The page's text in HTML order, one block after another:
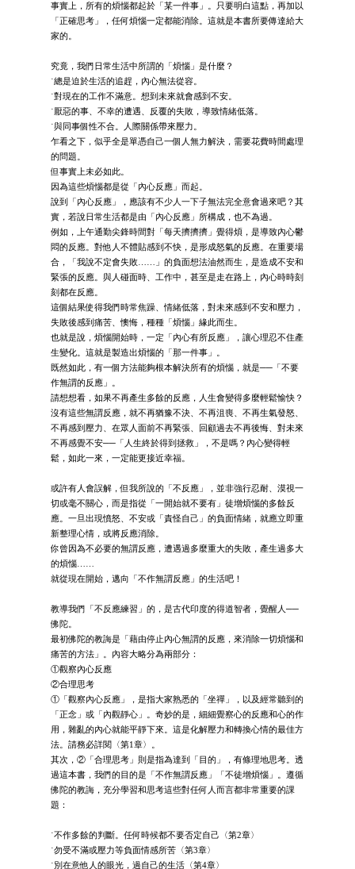
事實上，所有的煩惱都起於「某一件事」。只要明白這點，再加以
「正確思考」，任何煩惱一定都能消除。這就是本書所要傳達給大
家的。
究竟，我們日常生活中所謂的「煩惱」是什麼？
˙總是迫於生活的追趕，內心無法從容。
˙對現在的工作不滿意。想到未來就會感到不安。
˙厭惡的事、不幸的遭遇、反覆的失敗，導致情緒低落。
˙與同事個性不合。人際關係帶來壓力。
乍看之下，似乎全是單憑自己一個人無力解決，需要花費時間處理
的問題。
但事實上未必如此。
因為這些煩惱都是從「內心反應」而起。
說到「內心反應」，應該有不少人一下子無法完全意會過來吧？其
實，若說日常生活都是由「內心反應」所構成，也不為過。
例如，上午通勤尖鋒時間對「每天擠擠擠」覺得煩，是導致內心鬱
悶的反應。對他人不體貼感到不快，是形成怒氣的反應。在重要場
合，「我說不定會失敗……」的負面想法油然而生，是造成不安和
緊張的反應。與人碰面時、工作中，甚至是走在路上，內心時時刻
刻都在反應。
這個結果使得我們時常焦躁、情緒低落，對未來感到不安和壓力，
失敗後感到痛苦、懊悔，種種「煩惱」緣此而生。
也就是說，煩惱開始時，一定「內心有所反應」，讓心理忍不住產
生變化。這就是製造出煩惱的「那一件事」。
既然如此，有一個方法能夠根本解決所有的煩惱，就是──「不要
作無謂的反應」。
請想想看，如果不再產生多餘的反應，人生會變得多麼輕鬆愉快？
沒有這些無謂反應，就不再猶豫不決、不再沮喪、不再生氣發怒、
不再感到壓力、在眾人面前不再緊張、回顧過去不再後悔、對未來
不再感覺不安──「人生終於得到拯救」，不是嗎？內心變得輕
鬆，如此一來，一定能更接近幸福。
或許有人會誤解，但我所說的「不反應」，並非強行忍耐、漠視一
切或毫不關心，而是指從「一開始就不要有」徒增煩惱的多餘反
應。一旦出現憤怒、不安或「責怪自己」的負面情緒，就應立即重
新整理心情，或將反應消除。
你曾因為不必要的無謂反應，遭遇過多麼重大的失敗，產生過多大
的煩惱……
就從現在開始，邁向「不作無謂反應」的生活吧！
教導我們「不反應練習」的，是古代印度的得道智者，覺醒人──
佛陀。
最初佛陀的教誨是「藉由停止內心無謂的反應，來消除一切煩惱和
痛苦的方法」。內容大略分為兩部分：
①觀察內心反應
②合理思考
①「觀察內心反應」，是指大家熟悉的「坐禪」，以及經常聽到的
「正念」或「內觀靜心」。奇妙的是，細細覺察心的反應和心的作
用，雜亂的內心就能平靜下來。這是化解壓力和轉換心情的最佳方
法。請務必詳閱〈第1章〉。
其次，②「合理思考」則是指為達到「目的」，有條理地思考。透
過這本書，我們的目的是「不作無謂反應」「不徒增煩惱」。遵循
佛陀的教誨，充分學習和思考這些對任何人而言都非常重要的課
題：
˙不作多餘的判斷。任何時候都不要否定自己〈第2章〉
˙勿受不滿或壓力等負面情感所苦〈第3章〉
˙別在意他人的眼光，過自己的生活〈第4章〉